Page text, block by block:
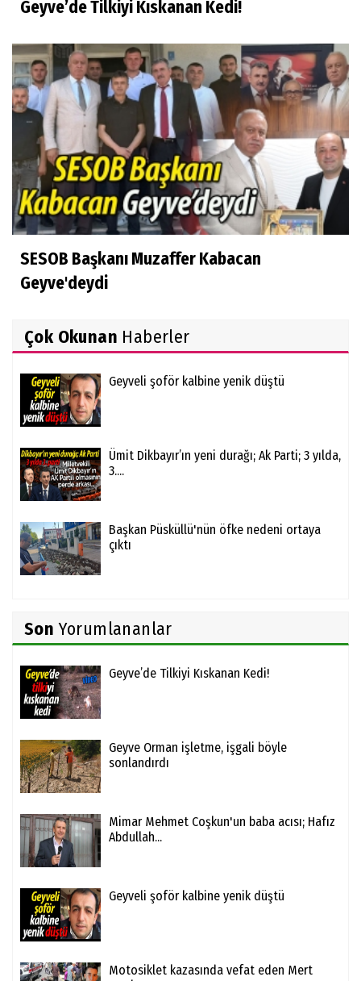
Geyve’de Tilkiyi Kıskanan Kedi!
SESOB Başkanı Muzaffer Kabacan
Geyve'deydi
Çok Okunan Haberler
Geyveli şoför kalbine yenik düştü
Ümit Dikbayır’ın yeni durağı; Ak Parti; 3 yılda,
3....
Başkan Püsküllü'nün öfke nedeni ortaya
çıktı
Son Yorumlananlar
Geyve’de Tilkiyi Kıskanan Kedi!
Geyve Orman işletme, işgali böyle
sonlandırdı
Mimar Mehmet Coşkun'un baba acısı; Hafız
Abdullah...
Geyveli şoför kalbine yenik düştü
Motosiklet kazasında vefat eden Mert